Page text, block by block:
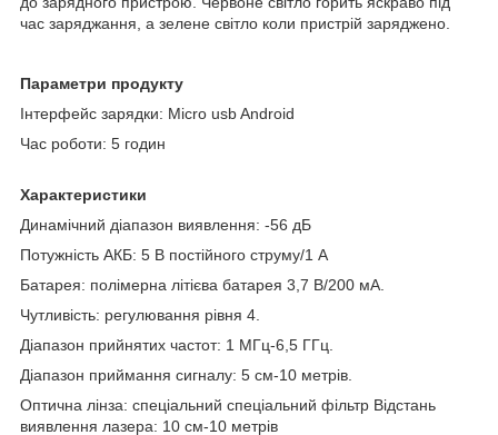
час заряджання, а зелене світло коли пристрій заряджено.
Параметри продукту
Інтерфейс зарядки: Micro usb Android
Час роботи: 5 годин
Характеристики
Динамічний діапазон виявлення: -56 дБ
Потужність АКБ: 5 В постійного струму/1 А
Батарея: полімерна літієва батарея 3,7 В/200 мА.
Чутливість: регулювання рівня 4.
Діапазон прийнятих частот: 1 МГц-6,5 ГГц.
Діапазон приймання сигналу: 5 см-10 метрів.
Оптична лінза: спеціальний спеціальний фільтр Відстань
виявлення лазера: 10 см-10 метрів